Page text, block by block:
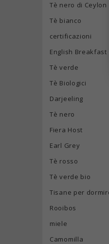
Tè nero di Ceylon
Tè bianco
certificazioni
English Breakfast
Tè verde
Tè Biologici
Darjeeling
Tè nero
Fiera Host
Earl Grey
Tè rosso
Tè verde bio
Tisane per
Rooibos
miele
Camomilla